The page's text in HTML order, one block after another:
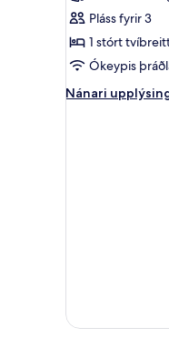
herbergi
-
útsýni
yfir
skipaskurð
Pláss fyrir 3
1 stórt
Ókeypis
Nánari
Nánari